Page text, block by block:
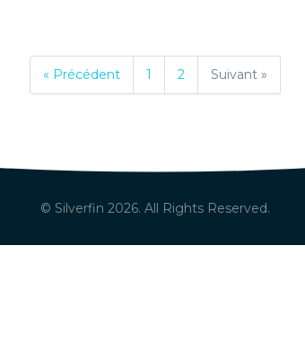
« Précédent 1 2 Suivant »
© Silverfin 2026. All Rights Reserved.